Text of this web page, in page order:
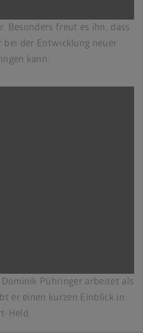
Besonders freut es ihn, dass
bei der Entwicklung neuer
kann.
Pühringer arbeitet als
er einen kurzen Einblick in
Held.